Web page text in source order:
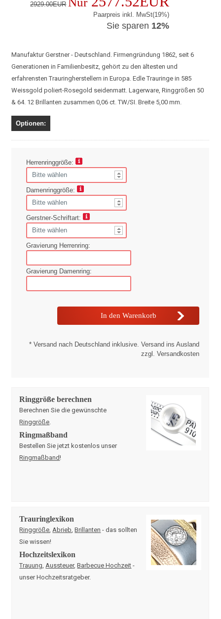
2929.00EUR
Paarpreis inkl. MwSt(19%)
Sie sparen 12%
Manufaktur Gerstner - Deutschland. Firmengründung 1862, seit 6
Generationen in Familienbesitz, gehört zu den ältesten und
erfahrensten Trauringherstellern in Europa. Edle Trauringe in 585
Weissgold poliert-Rosegold seidenmatt. Lagerware, Ringgrößen 50
& 64. 12 Brillanten zusammen 0,06 ct. TW/SI. Breite 5,00 mm.
Optionen:
Herrenringgröße:
Damenringgröße:
Gerstner-Schriftart:
Gravierung Herrenring:
Gravierung Damenring:
* Versand nach Deutschland inklusive. Versand ins Ausland
zzgl. Versandkosten
Ringgröße berechnen
Berechnen Sie die gewünschte
Ringgröße
Ringmaßband
Bestellen Sie jetzt kostenlos unser
Ringmaßband!
Trauringlexikon
Ringgröße Abrieb ,Brillanten - das sollten
Sie wissen!
Hochzeitslexikon
Trauung Aussteuer,Barbecue Hochzeit -
unser Hochzeitsratgeber.